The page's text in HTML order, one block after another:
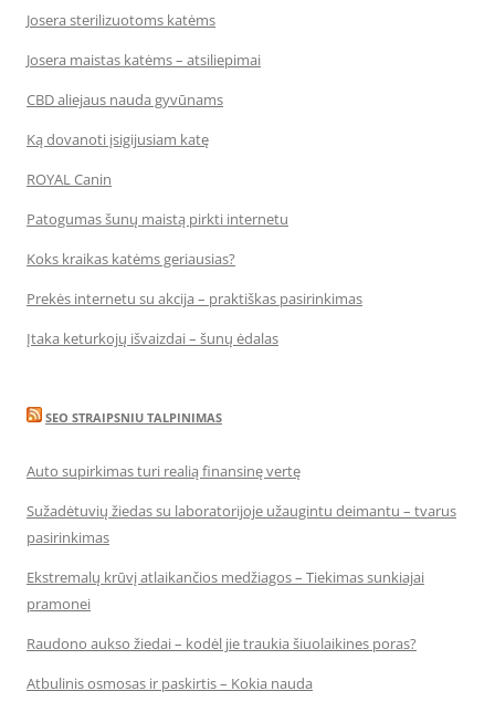
Josera sterilizuotoms katėms
Josera maistas katėms – atsiliepimai
CBD aliejaus nauda gyvūnams
Ką dovanoti įsigijusiam katę
ROYAL Canin
Patogumas šunų maistą pirkti internetu
Koks kraikas katėms geriausias?
Prekės internetu su akcija – praktiškas pasirinkimas
Įtaka keturkojų išvaizdai – šunų ėdalas
SEO STRAIPSNIU TALPINIMAS
Auto supirkimas turi realią finansinę vertę
Sužadėtuvių žiedas su laboratorijoje užaugintu deimantu – tvarus
pasirinkimas
Ekstremalų krūvį atlaikančios medžiagos – Tiekimas sunkiajai
pramonei
Raudono aukso žiedai – kodėl jie traukia šiuolaikines poras?
Atbulinis osmosas ir paskirtis – Kokia nauda